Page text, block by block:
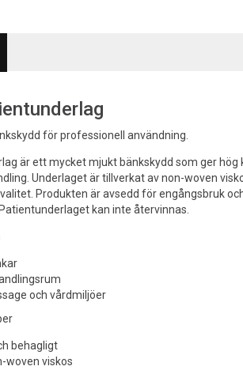
för professionell användning.
är ett mycket mjukt bänkskydd som ger
Underlaget är tillverkat av non-woven
Produkten är avsedd för engångsbruk
kan inte återvinnas.
och vårdmiljöer
behagligt
woven viskos